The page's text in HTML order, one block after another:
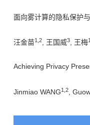
面向雾计算的隐私保护
汪金苗1, 2, 王国威3, 王梅1,
Achieving Privacy
Jinmiao WANG1, 2 ,